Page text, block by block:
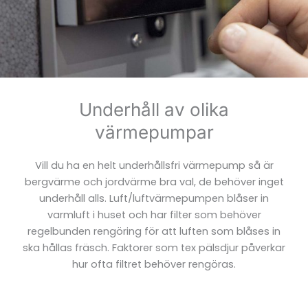
Underhåll av olika
värmepumpar
Vill du ha en helt underhållsfri värmepump så är
bergvärme och jordvärme bra val, de behöver inget
underhåll alls. Luft/luftvärmepumpen blåser in
varmluft i huset och har filter som behöver
regelbunden rengöring för att luften som blåses in
ska hållas fräsch. Faktorer som tex pälsdjur påverkar
hur ofta filtret behöver rengöras.